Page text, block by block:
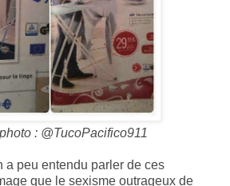
: @TucoPacifico911
a peu entendu parler de ces
que le sexisme outrageux de